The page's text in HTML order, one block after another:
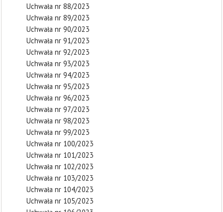
Uchwała nr 88/2023
Uchwała nr 89/2023
Uchwała nr 90/2023
Uchwała nr 91/2023
Uchwała nr 92/2023
Uchwała nr 93/2023
Uchwała nr 94/2023
Uchwała nr 95/2023
Uchwała nr 96/2023
Uchwała nr 97/2023
Uchwała nr 98/2023
Uchwała nr 99/2023
Uchwała nr 100/2023
Uchwała nr 101/2023
Uchwała nr 102/2023
Uchwała nr 103/2023
Uchwała nr 104/2023
Uchwała nr 105/2023